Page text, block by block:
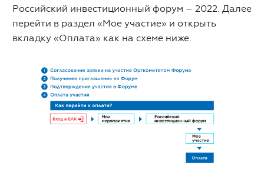
Российский инвестиционный форум – 2022. Далее
перейти в раздел «Мое участие» и открыть
вкладку «Оплата» как на схеме ниже.